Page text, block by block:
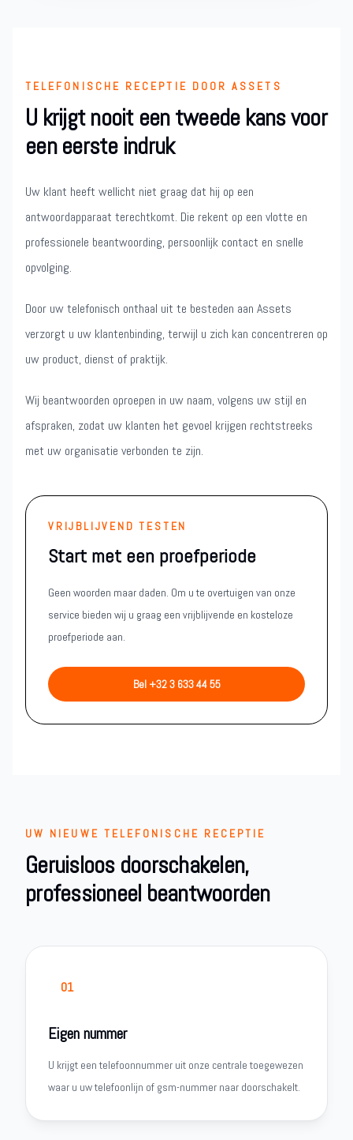
TELEFONISCHE RECEPTIE DOOR ASSETS
U krijgt nooit een tweede kans voor
een eerste indruk
Uw klant heeft wellicht niet graag dat hij op een
antwoordapparaat terechtkomt. Die rekent op een vlotte en
professionele beantwoording, persoonlijk contact en snelle
opvolging.
Door uw telefonisch onthaal uit te besteden aan Assets
verzorgt u uw klantenbinding, terwijl u zich kan concentreren op
uw product, dienst of praktijk.
Wij beantwoorden oproepen in uw naam, volgens uw stijl en
afspraken, zodat uw klanten het gevoel krijgen rechtstreeks
met uw organisatie verbonden te zijn.
VRIJBLIJVEND TESTEN
Start met een proefperiode
Geen woorden maar daden. Om u te overtuigen van onze
service bieden wij u graag een vrijblijvende en kosteloze
proefperiode aan.
Bel +32 3 633 44 55
UW NIEUWE TELEFONISCHE RECEPTIE
Geruisloos doorschakelen,
professioneel beantwoorden
01
Eigen nummer
U krijgt een telefoonnummer uit onze centrale toegewezen
waar u uw telefoonlijn of gsm-nummer naar doorschakelt.